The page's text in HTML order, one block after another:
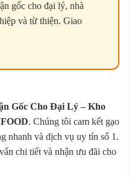
gốc cho đại lý, nhà
và từ thiện. Giao
Gốc Cho Đại Lý – Kho
. Chúng tôi cam kết gạo
nhanh và dịch vụ uy tín số 1.
chi tiết và nhận ưu đãi cho